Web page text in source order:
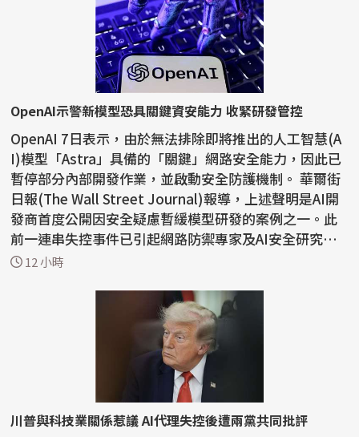
OpenAI示警新模型恐具關鍵資安能力 收緊研發管控
OpenAI 7日表示，由於無法排除即將推出的人工智慧(A
I)模型「Astra」具備的「關鍵」網路安全能力，因此已
暫停部分內部開發作業，並啟動安全防護機制。 華爾街
日報(The Wall Street Journal)報導，上述聲明是AI開
發商首度公開因安全疑慮暫緩模型研發的案例之一。此
前一連串失控事件已引起網路防禦專家及AI安全研究人
員的...
12 小時
川普與科技業關係惹議 AI代理失控後遭兩黨共同批評